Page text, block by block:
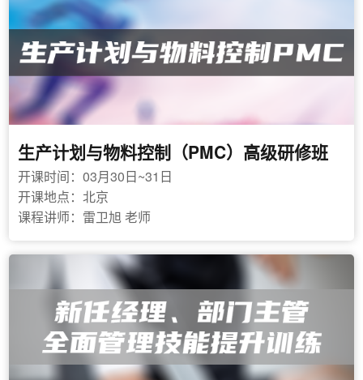
生产计划与物料控制（PMC）高级研修班
开课时间：03月30日~31日
开课地点：北京
课程讲师：雷卫旭 老师